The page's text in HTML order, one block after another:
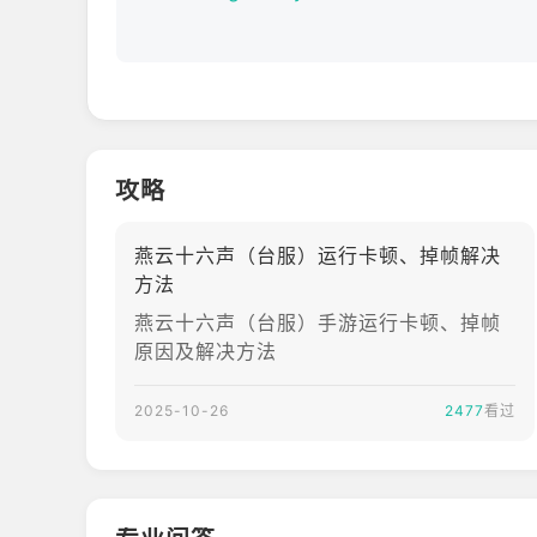
不独响，真共鸣──
攻略
燕云十六声（台服）运行卡顿、掉帧解决
方法
燕云十六声（台服）手游运行卡顿、掉帧
原因及解决方法
2025-10-26 2477看过